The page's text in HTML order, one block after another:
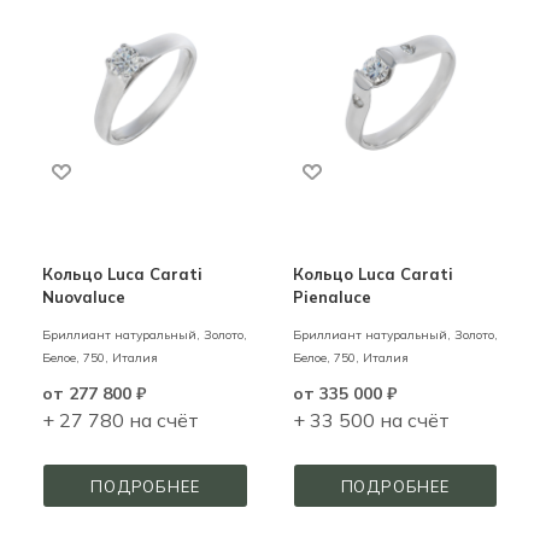
Кольцо Luca Carati
Nuovaluce
Бриллиант натуральный, Золото,
Белое, 750, Италия
от 277 800 ₽
+ 27 780 на счёт
ПОДРОБНЕЕ
Кольцо Luca Carati
Pienaluce
Бриллиант натуральный, Золото,
Белое, 750, Италия
от 335 000 ₽
+ 33 500 на счёт
ПОДРОБНЕЕ